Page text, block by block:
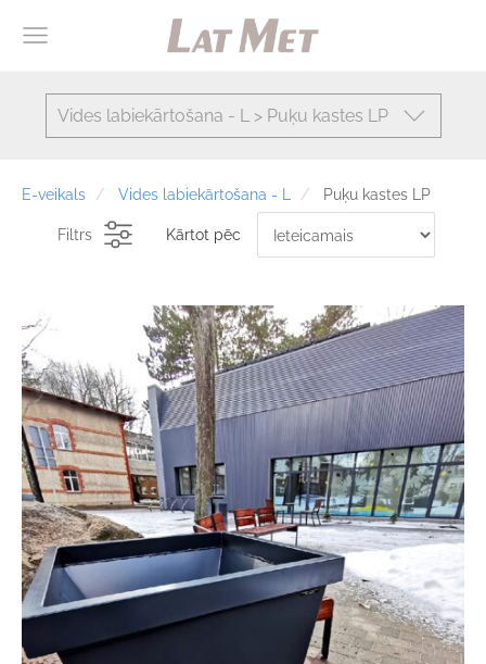
Vides labiekārtošana - L > Puķu kastes LP
E-veikals Vides labiekārtošana - L Puķu kastes LP
Filtrs Kārtot pēc